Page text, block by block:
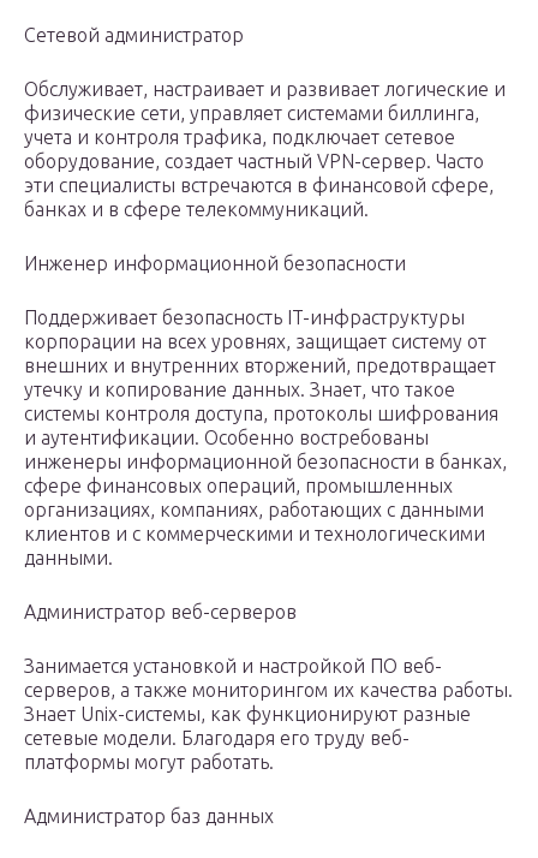
Сетевой администратор
Обслуживает, настраивает и развивает логические и
физические сети, управляет системами биллинга,
учета и контроля трафика, подключает сетевое
оборудование, создает частный VPN-сервер. Часто
эти специалисты встречаются в финансовой сфере,
банках и в сфере телекоммуникаций.
Инженер информационной безопасности
Поддерживает безопасность IT-инфраструктуры
корпорации на всех уровнях, защищает систему от
внешних и внутренних вторжений, предотвращает
утечку и копирование данных. Знает, что такое
системы контроля доступа, протоколы шифрования
и аутентификации. Особенно востребованы
инженеры информационной безопасности в банках,
сфере финансовых операций, промышленных
организациях, компаниях, работающих с данными
клиентов и с коммерческими и технологическими
данными.
Администратор веб-серверов
Занимается установкой и настройкой ПО веб-
серверов, а также мониторингом их качества работы.
Знает Unix-системы, как функционируют разные
сетевые модели. Благодаря его труду веб-
платформы могут работать.
Администратор баз данных